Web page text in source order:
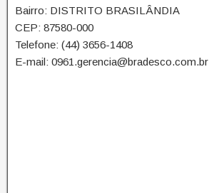
Bairro: DISTRITO BRASILÂNDIA
CEP: 87580-000
Telefone: (44) 3656-1408
E-mail: 0961.gerencia@bradesco.com.br